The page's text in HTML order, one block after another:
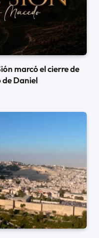
marcó el cierre de
de Daniel